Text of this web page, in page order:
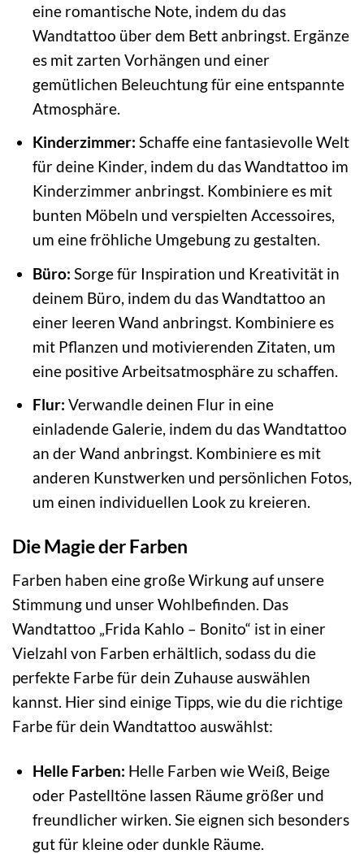
eine romantische Note, indem du das
Wandtattoo über dem Bett anbringst. Ergänze
es mit zarten Vorhängen und einer
gemütlichen Beleuchtung für eine entspannte
Atmosphäre.
Kinderzimmer: Schaffe eine fantasievolle Welt
für deine Kinder, indem du das Wandtattoo im
Kinderzimmer anbringst. Kombiniere es mit
bunten Möbeln und verspielten Accessoires,
um eine fröhliche Umgebung zu gestalten.
Büro: Sorge für Inspiration und Kreativität in
deinem Büro, indem du das Wandtattoo an
einer leeren Wand anbringst. Kombiniere es
mit Pflanzen und motivierenden Zitaten, um
eine positive Arbeitsatmosphäre zu schaffen.
Flur: Verwandle deinen Flur in eine
einladende Galerie, indem du das Wandtattoo
an der Wand anbringst. Kombiniere es mit
anderen Kunstwerken und persönlichen Fotos,
um einen individuellen Look zu kreieren.
Die Magie der Farben
Farben haben eine große Wirkung auf unsere
Stimmung und unser Wohlbefinden. Das
Wandtattoo „Frida Kahlo – Bonito“ ist in einer
Vielzahl von Farben erhältlich, sodass du die
perfekte Farbe für dein Zuhause auswählen
kannst. Hier sind einige Tipps, wie du die richtige
Farbe für dein Wandtattoo auswählst:
Helle Farben: Helle Farben wie Weiß, Beige
oder Pastelltöne lassen Räume größer und
freundlicher wirken. Sie eignen sich besonders
gut für kleine oder dunkle Räume.